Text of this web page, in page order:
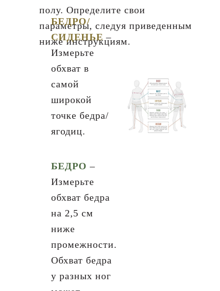
полу. Определите свои
параметры, следуя приведенным
ниже инструкциям.
БЕДРО/
СИДЕНЬЕ –
Измерьте
обхват в
самой
широкой
точке бедра/
ягодиц.
БЕДРО –
Измерьте
обхват бедра
на 2,5 см
ниже
промежности.
Обхват бедра
у разных ног